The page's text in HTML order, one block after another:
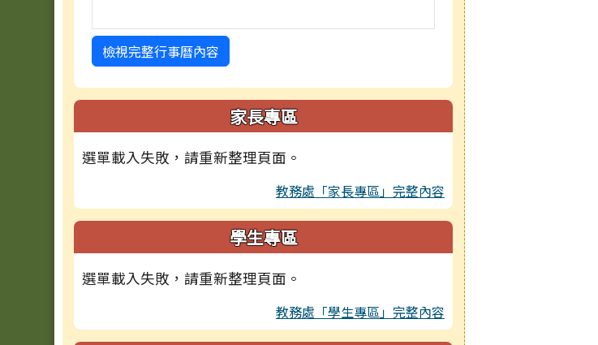
檢視完整行事曆內容
家長專區
選單載入失敗，請重新整理頁面。
教務處「家長專區」完整內容
學生專區
選單載入失敗，請重新整理頁面。
教務處「學生專區」完整內容